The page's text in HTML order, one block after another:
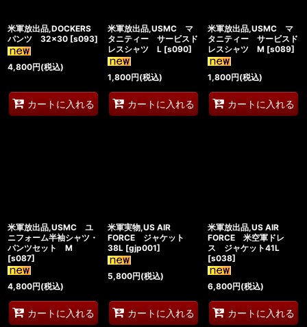
米軍放出品,DOCKERS
パンツ 32×30 [s093]
4,800円(税込)
カートに入れる
米軍放出品,USMC マ
タニティー サービスド
レスシャツ L [s090]
1,800円(税込)
カートに入れる
米軍放出品,USMC マ
タニティー サービスド
レスシャツ M [s089]
1,800円(税込)
カートに入れる
米軍放出品,USMC ユ
ニフォーム半袖シャツ・
パンツセット M
[s087]
4,800円(税込)
カートに入れる
米軍実物,US AIR
FORCE ジャケット
38L [gjp001]
5,800円(税込)
カートに入れる
米軍放出品,US AIR
FORCE 米空軍ドレ
ス ジャケット41L
[s038]
6,800円(税込)
カートに入れる